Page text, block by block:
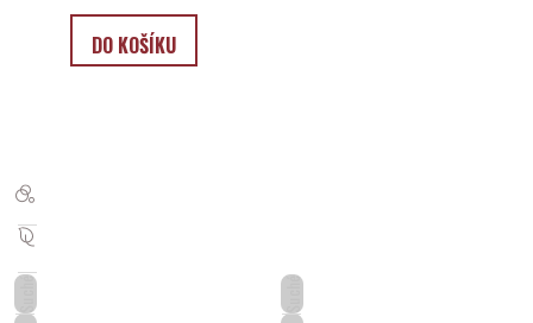
DO KOŠÍKU
Suché Suché